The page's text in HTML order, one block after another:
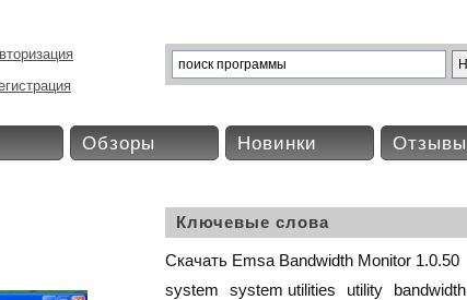
Обзоры Новинки Отзывы
Ключевые слова
Скачать Emsa Bandwidth Monitor 1.0.50
system
system utilities utility
bandwidth